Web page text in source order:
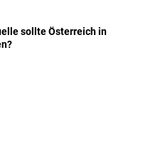
sollte Österreich in